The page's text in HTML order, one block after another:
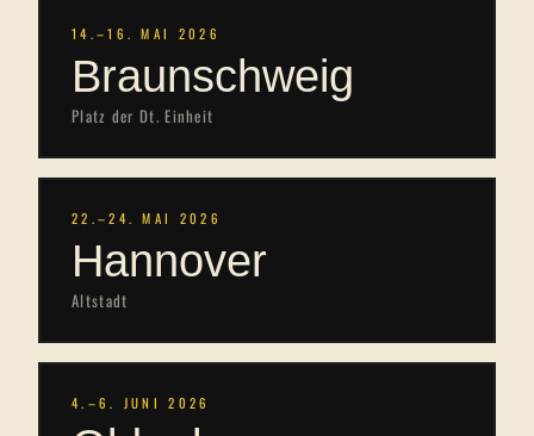
14.–16. MAI 2026
Braunschweig
Platz der Dt. Einheit
22.–24. MAI 2026
Hannover
Altstadt
4.–6. JUNI 2026